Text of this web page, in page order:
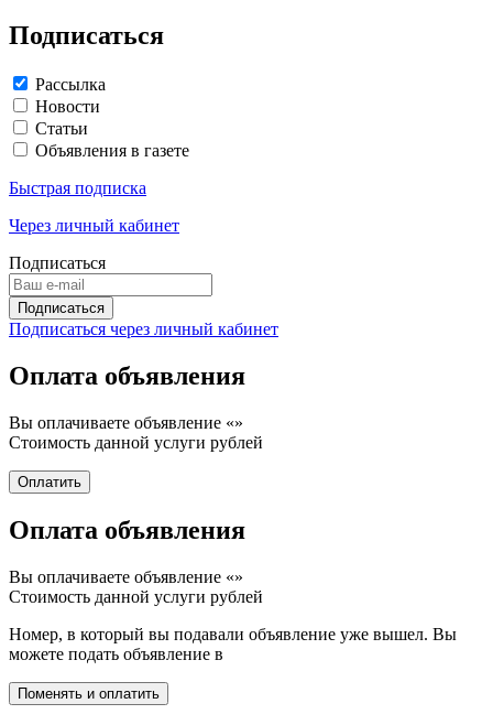
Подписаться
Рассылка
Новости
Статьи
Объявления в газете
Быстрая подписка
Через личный кабинет
Подписаться
Подписаться через личный кабинет
Оплата объявления
Вы оплачиваете объявление «»
Стоимость данной услуги рублей
Оплата объявления
Вы оплачиваете объявление «»
Стоимость данной услуги рублей
Номер, в который вы подавали объявление уже вышел. Вы
можете подать объявление в